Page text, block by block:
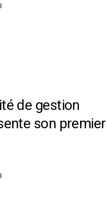
de gestion
son premier